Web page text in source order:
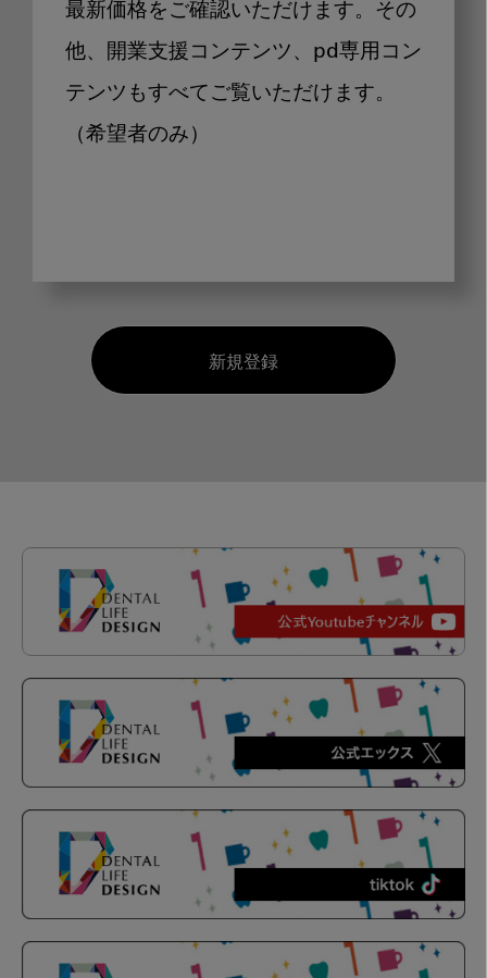
最新価格をご確認いただけます。その
他、開業支援コンテンツ、pd専用コン
テンツもすべてご覧いただけます。
（希望者のみ）
新規登録